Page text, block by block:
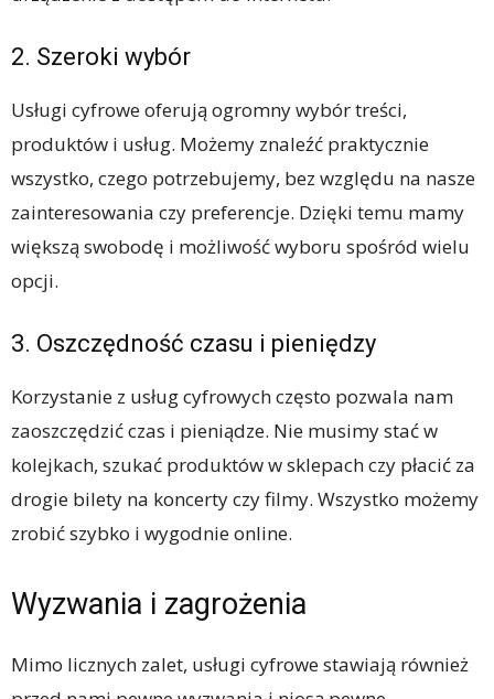
2. Szeroki wybór
Usługi cyfrowe oferują ogromny wybór treści,
produktów i usług. Możemy znaleźć praktycznie
wszystko, czego potrzebujemy, bez względu na nasze
zainteresowania czy preferencje. Dzięki temu mamy
większą swobodę i możliwość wyboru spośród wielu
opcji.
3. Oszczędność czasu i pieniędzy
Korzystanie z usług cyfrowych często pozwala nam
zaoszczędzić czas i pieniądze. Nie musimy stać w
kolejkach, szukać produktów w sklepach czy płacić za
drogie bilety na koncerty czy filmy. Wszystko możemy
zrobić szybko i wygodnie online.
Wyzwania i zagrożenia
Mimo licznych zalet, usługi cyfrowe stawiają również